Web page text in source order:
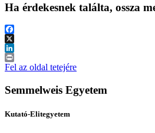
Ha érdekesnek találta, ossza
Facebook
X
LinkedIn
Print
Fel az oldal tetejére
Semmelweis Egyetem
Kutató-Elitegyetem